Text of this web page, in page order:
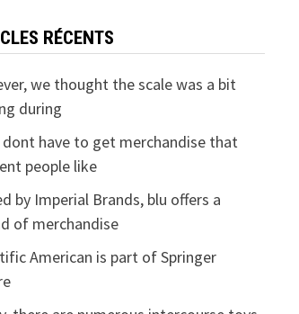
RÉCENTS
we thought the scale was a bit
during
dont have to get merchandise that
people like
by Imperial Brands, blu offers a
of merchandise
American is part of Springer